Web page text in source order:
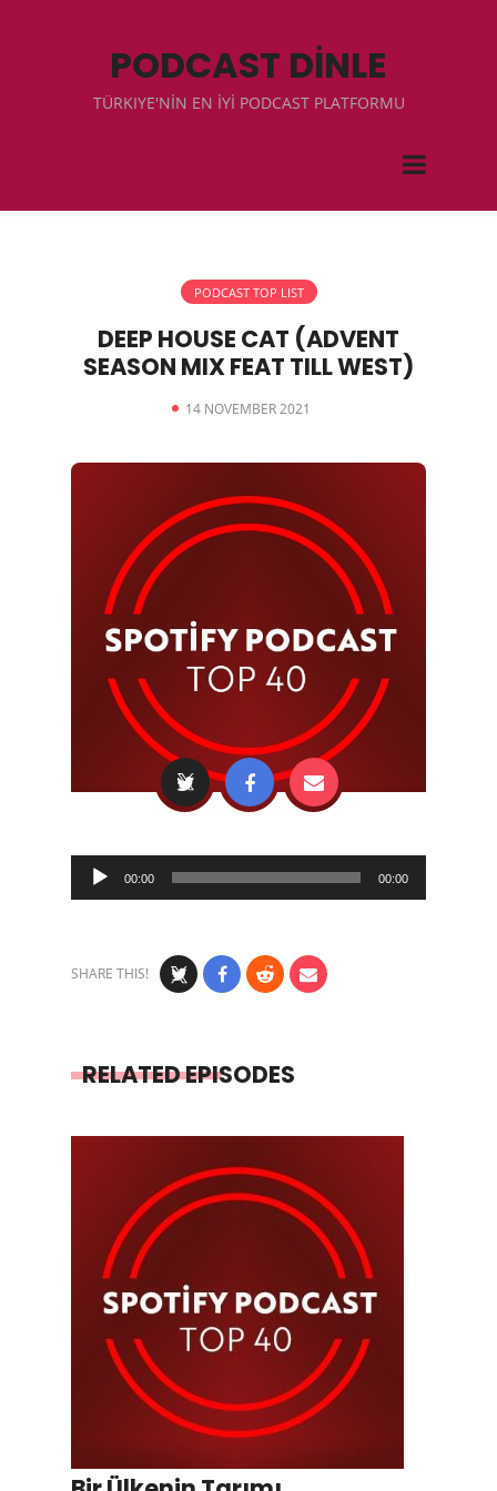
PODCAST DİNLE
TÜRKIYE'NİN EN İYİ PODCAST PLATFORMU
PODCAST TOP LIST
DEEP HOUSE CAT (ADVENT
SEASON MIX FEAT TILL WEST)
14 NOVEMBER 2021
Audio
Player
00:00 00:00
SHARE THIS!
RELATED EPISODES